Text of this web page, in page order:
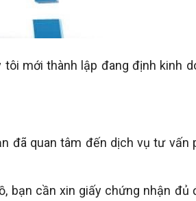
tôi mới thành lập đang định kinh
đã quan tâm đến dịch vụ tư
bạn cần xin giấy chứng nhận